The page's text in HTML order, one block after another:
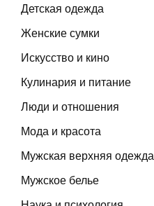
Детская одежда
Женские сумки
Искусство и кино
Кулинария и питание
Люди и отношения
Мода и красота
Мужская верхняя одежда
Мужское белье